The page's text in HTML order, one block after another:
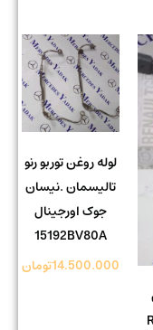
لوله روغن توربو رنو
تالیسمان .نیسان
جوک اورجینال
15192BV80A
14.500.000تومان